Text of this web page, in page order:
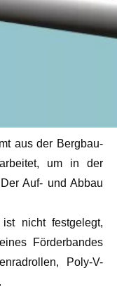
aus der Bergbau-
um in der
Auf- und Abbau
nicht festgelegt,
Förderbandes
Poly-V-